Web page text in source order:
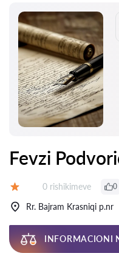
Fevzi
Rishikime:
0 rishikimeve 0
Rr. Bajram Krasniqi p.nr
INFORMACIONI